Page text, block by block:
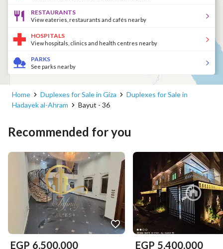
RESTAURANTS
View eateries, restaurants and cafés nearby
HOSPITALS
View hospitals, clinics and health centres nearby
PARKS
See parks nearby
Home Duplexes for Sale in Giza
Duplexes for Sale in
Hadayek al-Ahram
Bayut - 36
Recommended for you
EGP 6,500,000 EGP 5,400,000